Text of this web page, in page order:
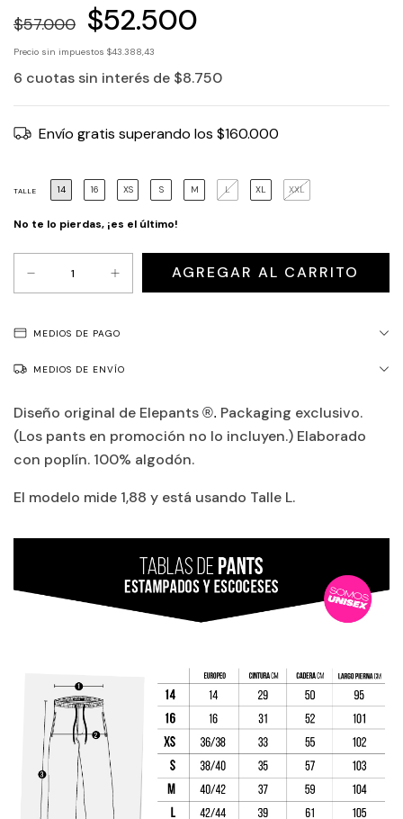
$57.000 $52.500
6 cuotas sin interés de $8.750
Precio sin impuestos $43.388,43
Envío gratis superando los $160.000
TALLE 14 16 XS S M L XL XXL
No te lo pierdas, ¡es el último!
MEDIOS DE PAGO
MEDIOS DE ENVÍO
Diseño original de Elepants ®. Packaging exclusivo.
(Los pants en promoción no lo incluyen.) Elaborado
con poplín. 100% algodón.
El modelo mide 1,88 y está usando Talle L.